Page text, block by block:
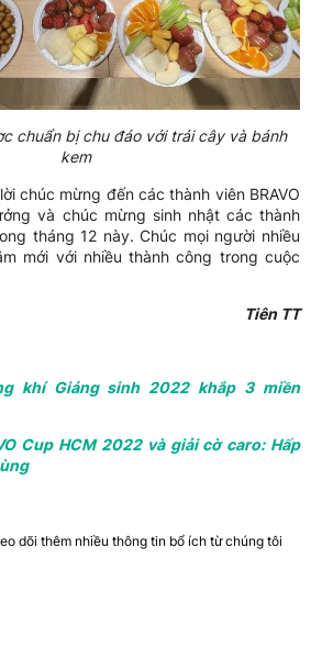
chuẩn bị chu đáo với trái cây và bánh
kem
chúc mừng đến các thành viên BRAVO
và chúc mừng sinh nhật các thành
tháng 12 này. Chúc mọi người nhiều
mới với nhiều thành công trong cuộc
Tiên TT
khí Giáng sinh 2022 khắp 3 miền
Cup HCM 2022 và giải cờ caro: Hấp
dõi thêm nhiều thông tin bổ ích từ chúng tôi​